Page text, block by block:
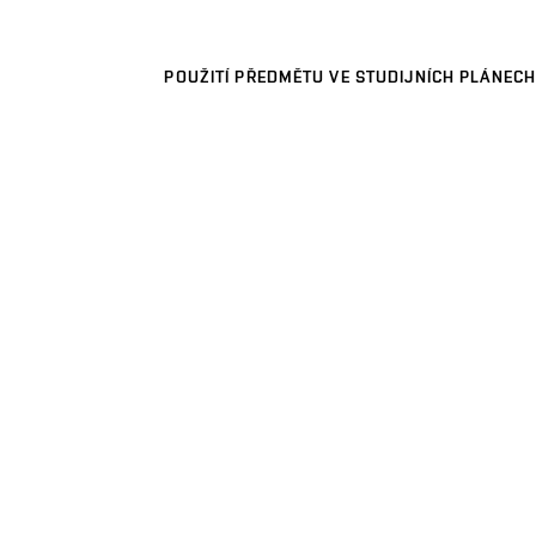
POUŽITÍ PŘEDMĚTU VE STUDIJNÍCH PLÁNECH